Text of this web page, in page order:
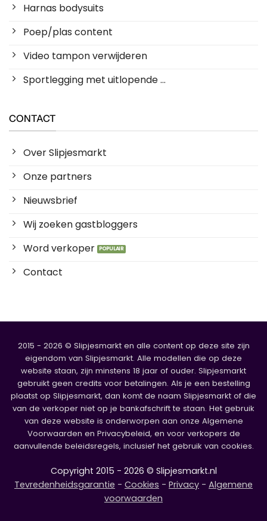
Harnas bodysuits
Poep/plas content
Video tampon verwijderen
Sportlegging met uitlopende ...
CONTACT
Over Slipjesmarkt
Onze partners
Nieuwsbrief
Wij zoeken gastbloggers
Word verkoper
Contact
2015 - 2026 © Slipjesmarkt en alle content op deze site zijn
eigendom van Slipjesmarkt. Alle modellen die op deze
website staan, zijn minstens 18 jaar of ouder. Slipjesmarkt
gebruikt geen credits voor betalingen. Als je een bestelling
plaatst op Slipjesmarkt, dan komt de naam Slipjesmarkt of die
van de verkoper niet op je bankafschrift te staan. Het gebruik
van deze website is onderworpen aan onze Algemene
Voorwaarden en Privacybeleid, en voor verkopers de
aanvullende beleidsregels, inclusief het gebruik van cookies.
Copyright 2015 - 2026 © Slipjesmarkt.nl
Tevredenheidsgarantie - Cookies - Privacy - Algemene
voorwaarden